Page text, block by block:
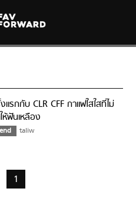
แรกกับ CLR CFF กาแฟใสใสที่ไม่
ห้ฟันเหลือง
taliw
1